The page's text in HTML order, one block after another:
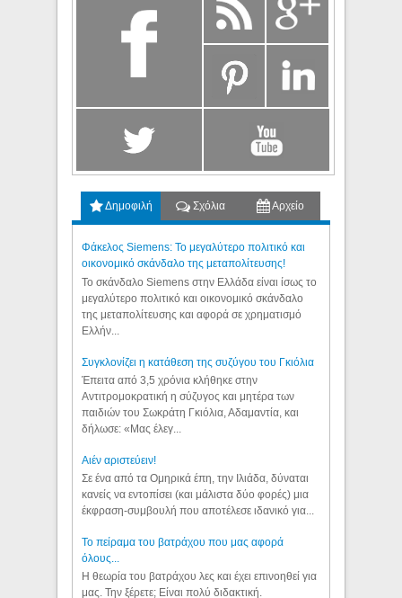
Δημοφιλή Σχόλια Αρχείο
Φάκελος Siemens: Το μεγαλύτερο πολιτικό και
οικονομικό σκάνδαλο της μεταπολίτευσης!
Το σκάνδαλο Siemens στην Ελλάδα είναι ίσως το
μεγαλύτερο πολιτικό και οικονομικό σκάνδαλο
της μεταπολίτευσης και αφορά σε χρηματισμό
Ελλήν...
Συγκλονίζει η κατάθεση της συζύγου του Γκιόλια
Έπειτα από 3,5 χρόνια κλήθηκε στην
Αντιτρομοκρατική η σύζυγος και μητέρα των
παιδιών του Σωκράτη Γκιόλια, Αδαμαντία, και
δήλωσε: «Μας έλεγ...
Aιέν αριστεύειν!
Σε ένα από τα Ομηρικά έπη, την Ιλιάδα, δύναται
κανείς να εντοπίσει (και μάλιστα δύο φορές) μια
έκφραση-συμβουλή που αποτέλεσε ιδανικό για...
Το πείραμα του βατράχου που μας αφορά
όλους...
Η θεωρία του βατράχου λες και έχει επινοηθεί για
μας. Την ξέρετε; Είναι πολύ διδακτική.